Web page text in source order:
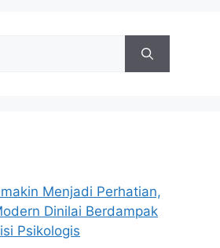
Menjadi Perhatian,
Dinilai Berdampak
Psikologis